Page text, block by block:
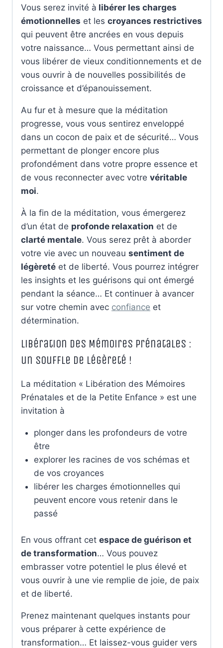
Vous serez invité à libérer les charges
émotionnelles et les croyances restrictives
qui peuvent être ancrées en vous depuis
votre naissance… Vous permettant ainsi de
vous libérer de vieux conditionnements et de
vous ouvrir à de nouvelles possibilités de
croissance et d’épanouissement.
Au fur et à mesure que la méditation
progresse, vous vous sentirez enveloppé
dans un cocon de paix et de sécurité… Vous
permettant de plonger encore plus
profondément dans votre propre essence et
de vous reconnecter avec votre véritable
moi.
À la fin de la méditation, vous émergerez
d’un état de profonde relaxation et de
clarté mentale. Vous serez prêt à aborder
votre vie avec un nouveau sentiment de
légèreté et de liberté. Vous pourrez intégrer
les insights et les guérisons qui ont émergé
pendant la séance… Et continuer à avancer
sur votre chemin avec confiance et
détermination.
Libération des Mémoires Prénatales :
un souffle de légèreté !
La méditation « Libération des Mémoires
Prénatales et de la Petite Enfance » est une
invitation à
plonger dans les profondeurs de votre
être
explorer les racines de vos schémas et
de vos croyances
libérer les charges émotionnelles qui
peuvent encore vous retenir dans le
passé
En vous offrant cet espace de guérison et
de transformation… Vous pouvez
embrasser votre potentiel le plus élevé et
vous ouvrir à une vie remplie de joie, de paix
et de liberté.
Prenez maintenant quelques instants pour
vous préparer à cette expérience de
transformation… Et laissez-vous guider vers